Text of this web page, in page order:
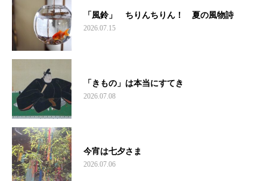
「風鈴」 ちりんちりん！ 夏の風物詩
2026.07.15
「きもの」は本当にすてき
2026.07.08
今宵は七夕さま
2026.07.06